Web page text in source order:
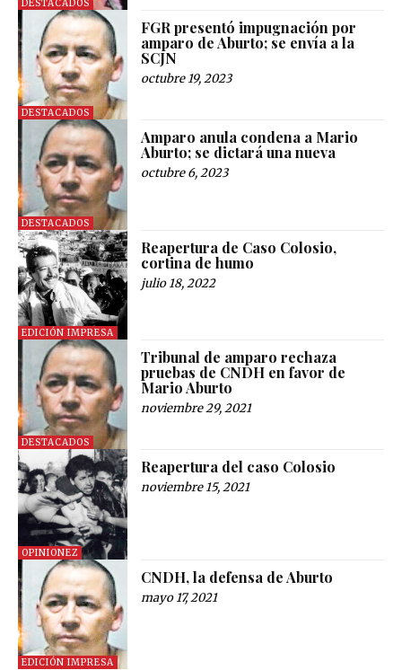
DESTACADOS
DESTACADOS
FGR presentó impugnación por
amparo de Aburto; se envía a la
SCJN
octubre 19, 2023
DESTACADOS
Amparo anula condena a Mario
Aburto; se dictará una nueva
octubre 6, 2023
EDICIÓN IMPRESA
Reapertura de Caso Colosio,
cortina de humo
julio 18, 2022
DESTACADOS
Tribunal de amparo rechaza
pruebas de CNDH en favor de
Mario Aburto
noviembre 29, 2021
OPINIONEZ
Reapertura del caso Colosio
noviembre 15, 2021
EDICIÓN IMPRESA
CNDH, la defensa de Aburto
mayo 17, 2021